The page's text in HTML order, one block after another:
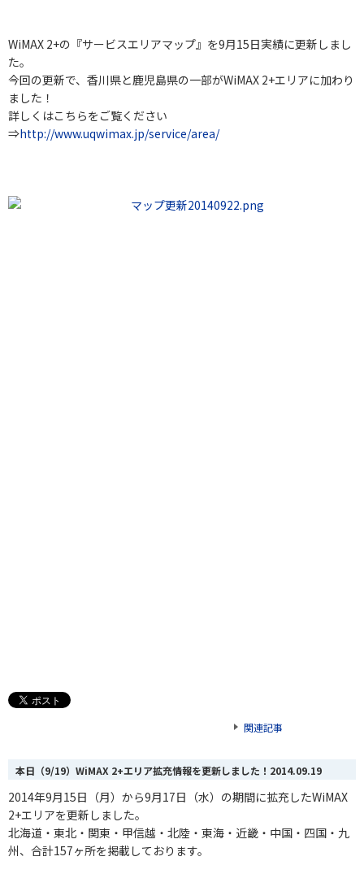
WiMAX 2+の『サービスエリアマップ』を9月15日実績に更新しまし
た。
今回の更新で、香川県と鹿児島県の一部がWiMAX 2+エリアに加わり
ました！
詳しくはこちらをご覧ください
⇒http://www.uqwimax.jp/service/area/
関連記事
本日（9/19）WiMAX 2+エリア拡充情報を更新しました！ 2014.09.19
2014年9月15日（月）から9月17日（水）の期間に拡充したWiMAX
2+エリアを更新しました。
北海道・東北・関東・甲信越・北陸・東海 ・ 近畿・中国・四国・九
州、合計157ヶ所を掲載しております。